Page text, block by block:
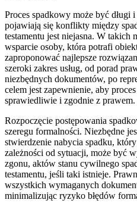
Proces spadkowy może być długi
pojawiają się konflikty między
testamentu jest niejasna. W takich
wsparcie osoby, która potrafi
zaproponować najlepsze
szeroki zakres usług, od porad
niezbędnych dokumentów, po
celem jest zapewnienie, aby
sprawiedliwie i zgodnie z prawem.
Rozpoczęcie postępowania
szeregu formalności. Niezbędne
stwierdzenie nabycia spadku,
zależności od sytuacji, może być
zgonu, aktów stanu cywilnego
testamentu, jeśli taki istnieje.
wszystkich wymaganych
minimalizując ryzyko błędów